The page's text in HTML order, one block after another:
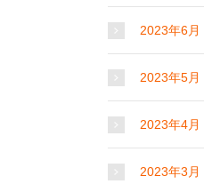
2023年6月
2023年5月
2023年4月
2023年3月